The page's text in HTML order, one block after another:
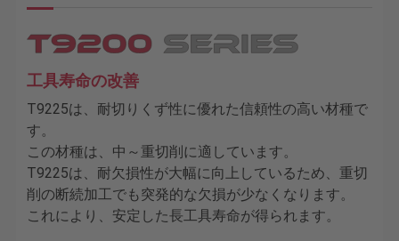
工具寿命の改善
T9225は、耐切りくず性に優れた信頼性の高い材種で
す。
この材種は、中～重切削に適しています。
T9225は、耐欠損性が大幅に向上しているため、重切
削の断続加工でも突発的な欠損が少なくなります。
これにより、安定した長工具寿命が得られます。